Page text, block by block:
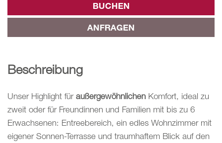
BUCHEN
ANFRAGEN
Beschreibung
Unser Highlight für außergewöhnlichen Komfort, ideal zu
zweit oder für Freundinnen und Familien mit bis zu 6
Erwachsenen: Entreebereich, ein edles Wohnzimmer mit
eigener Sonnen-Terrasse und traumhaftem Blick auf den